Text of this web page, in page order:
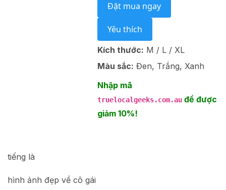
Đặt mua ngay
Yêu thích
Kích thước: M / L / XL
Màu sắc: Đen, Trắng, Xanh
Nhập mã
truelocalgeeks.com.auđể được
giảm 10%!
tiếng là
hình ảnh đẹp về cô gái